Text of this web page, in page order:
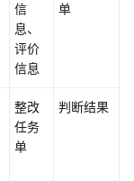
信
息、
评价
信息
单
整改
任务
单
判断结果